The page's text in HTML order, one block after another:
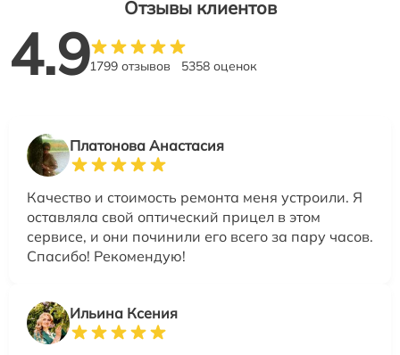
Отзывы клиентов
4.91799 отзывов 5358 оценок
Платонова Анастасия
Качество и стоимость ремонта меня устроили. Я
оставляла свой оптический прицел в этом
сервисе, и они починили его всего за пару часов.
Спасибо! Рекомендую!
Ильина Ксения